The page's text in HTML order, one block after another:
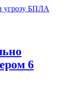
6